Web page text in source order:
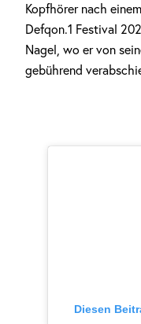
Kopfhörer nach
Defqon.1 Festival
Nagel, wo er von
gebührend
Diesen